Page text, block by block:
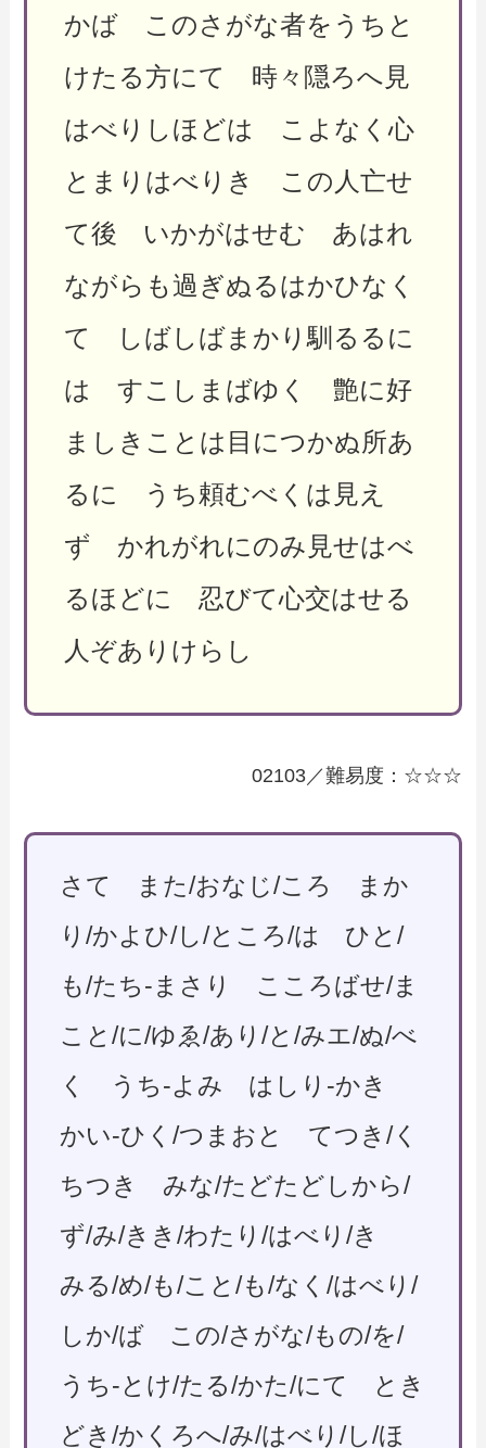
かば このさがな者をうちと
けたる方にて 時々隠ろへ見
はべりしほどは こよなく心
とまりはべりき この人亡せ
て後 いかがはせむ あはれ
ながらも過ぎぬるはかひなく
て しばしばまかり馴るるに
は すこしまばゆく 艶に好
ましきことは目につかぬ所あ
るに うち頼むべくは見え
ず かれがれにのみ見せはべ
るほどに 忍びて心交はせる
人ぞありけらし
02103／難易度：☆☆☆
さて また/おなじ/ころ まか
り/かよひ/し/ところ/は ひと/
も/たち-まさり こころばせ/ま
こと/に/ゆゑ/あり/と/みエ/ぬ/べ
く うち-よみ はしり-かき
かい-ひく/つまおと てつき/く
ちつき みな/たどたどしから/
ず/み/きき/わたり/はべり/き
みる/め/も/こと/も/なく/はべり/
しか/ば この/さがな/もの/を/
うち-とけ/たる/かた/にて とき
どき/かくろへ/み/はべり/し/ほ